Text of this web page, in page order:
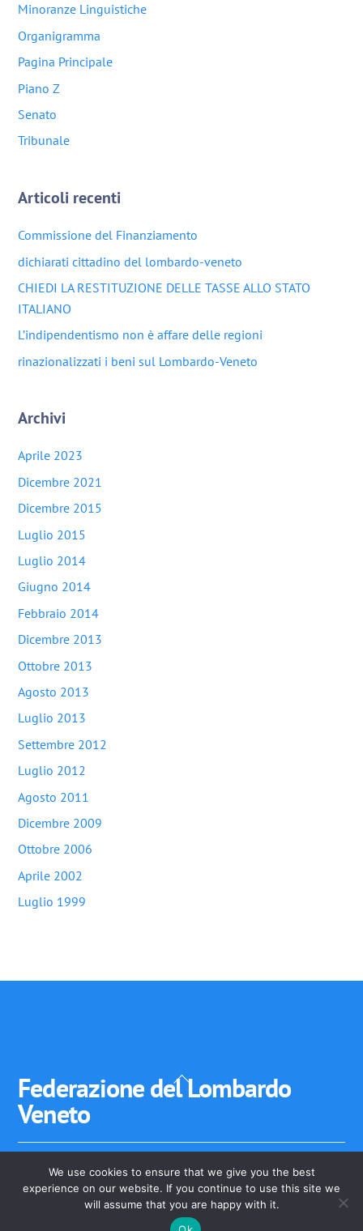
Minoranze Linguistiche
Organigramma
Pagina Principale
Piano Z
Senato
Tribunale
Articoli recenti
Commissione del Finanziamento
dichiarati cittadino del lombardo-veneto
CHIEDI LA RESTITUZIONE DELLE TASSE ALLO STATO
ITALIANO
L’indipendentismo non è affare delle regioni
rinazionalizzati i beni sul Lombardo-Veneto
Archivi
Aprile 2023
Dicembre 2021
Dicembre 2015
Luglio 2015
Luglio 2014
Giugno 2014
Febbraio 2014
Dicembre 2013
Ottobre 2013
Agosto 2013
Luglio 2013
Settembre 2012
Luglio 2012
Agosto 2011
Dicembre 2009
Ottobre 2006
Aprile 2002
Luglio 1999
Back
To
Federazione del Lombardo
Veneto
Federazione del Lombardo-Veneto - Stato Veneto, Stato
dell'Insubria Stato di Mantova
We use cookies to ensure that we give you the best
experience on our website. If you continue to use this site we
will assume that you are happy with it.